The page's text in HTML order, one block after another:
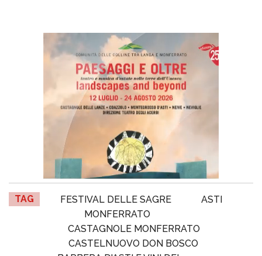
TAG FESTIVAL DELLE SAGRE
ASTI
MONFERRATO
CASTAGNOLE MONFERRATO
CASTELNUOVO DON BOSCO